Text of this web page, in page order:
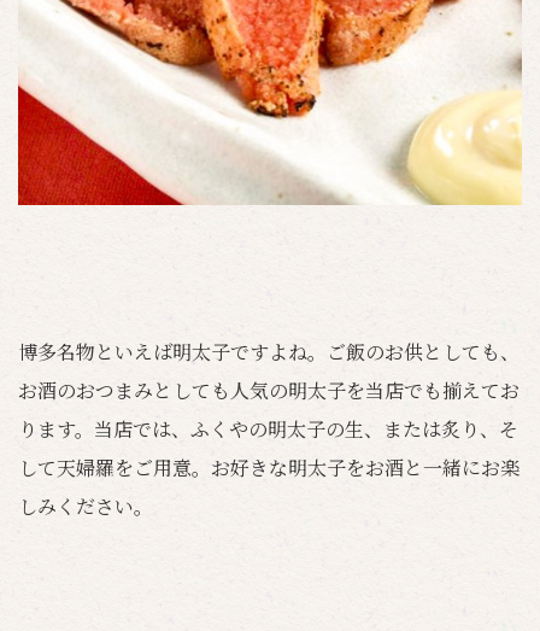
博多名物といえば明太子ですよね。ご飯のお供としても、
お酒のおつまみとしても人気の明太子を当店でも揃えてお
ります。当店では、ふくやの明太子の生、または炙り、そ
して天婦羅をご用意。お好きな明太子をお酒と一緒にお楽
しみください。